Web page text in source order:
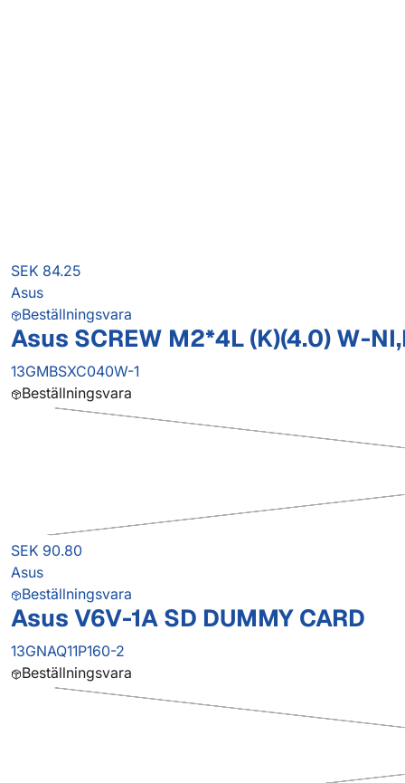
SEK 84.25
Asus
Beställningsvara
Asus SCREW M2*4L (K)(4.0) W-
13GMBSXC040W-1
Beställningsvara
SEK 90.80
Asus
Beställningsvara
Asus V6V-1A SD DUMMY CARD
13GNAQ11P160-2
Beställningsvara